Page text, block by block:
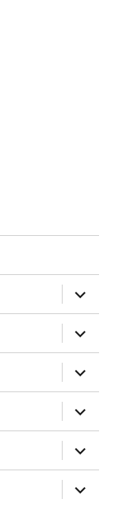
öffnen
öffnen
öffnen
öffnen
öffnen
öffnen